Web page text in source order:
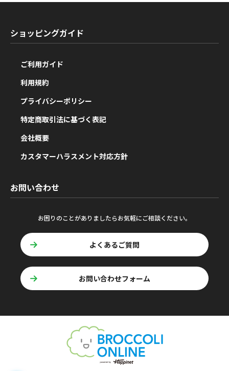
ショッピングガイド
ご利用ガイド
利用規約
プライバシーポリシー
特定商取引法に基づく表記
会社概要
カスタマーハラスメント対応方針
お問い合わせ
お困りのことがありましたらお気軽にご相談ください。
よくあるご質問
お問い合わせフォーム